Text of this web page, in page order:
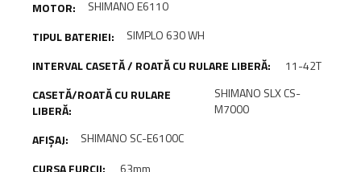
SHIMANO E6110
SIMPLO 630 WH
11-42T
SHIMANO SLX CS-
M7000
SHIMANO SC-E6100C
63mm